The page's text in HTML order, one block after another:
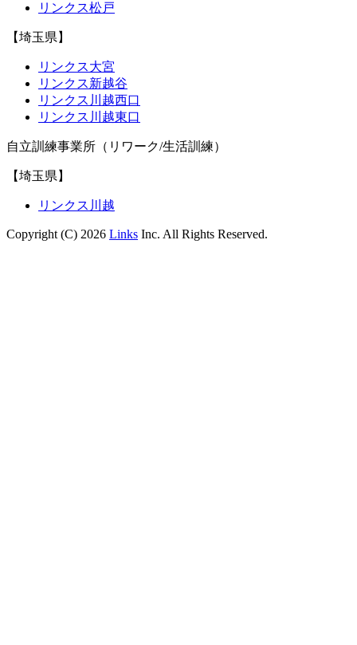
リンクス松戸
【埼玉県】
リンクス大宮
リンクス新越谷
リンクス川越西口
リンクス川越東口
自立訓練事業所（リワーク/生活訓練）
【埼玉県】
リンクス川越
Copyright (C) 2026 Links Inc. All Rights Reserved.